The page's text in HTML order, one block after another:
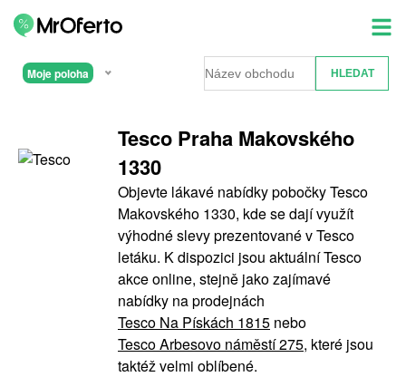
Moje poloha
Tesco Praha Makovského
1330
Objevte lákavé nabídky pobočky Tesco
Makovského 1330, kde se dají využít
výhodné slevy prezentované v Tesco
letáku. K dispozici jsou aktuální Tesco
akce online, stejně jako zajímavé
nabídky na prodejnách
Tesco Na Pískách 1815 nebo
Tesco Arbesovo náměstí 275, které jsou
taktéž velmi oblíbené.